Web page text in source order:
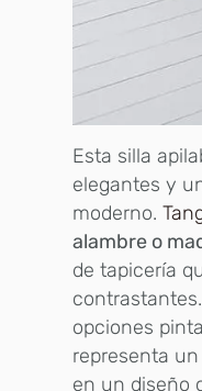
Esta silla
elegantes y
moderno.
alambre o
de tapicería
opciones
representa
en un diseño